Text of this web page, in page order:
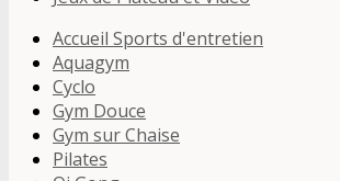
Accueil Sports d'entretien
Aquagym
Cyclo
Gym Douce
Gym sur Chaise
Pilates